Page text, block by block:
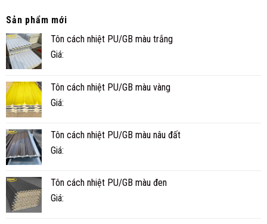
BAO
CÁCH
HƠN
Sản phẩm mới
Tôn cách nhiệt PU/GB màu trắng
Giá:
Tôn cách nhiệt PU/GB màu vàng
Giá:
Tôn cách nhiệt PU/GB màu nâu đất
Giá:
Tôn cách nhiệt PU/GB màu đen
Giá: